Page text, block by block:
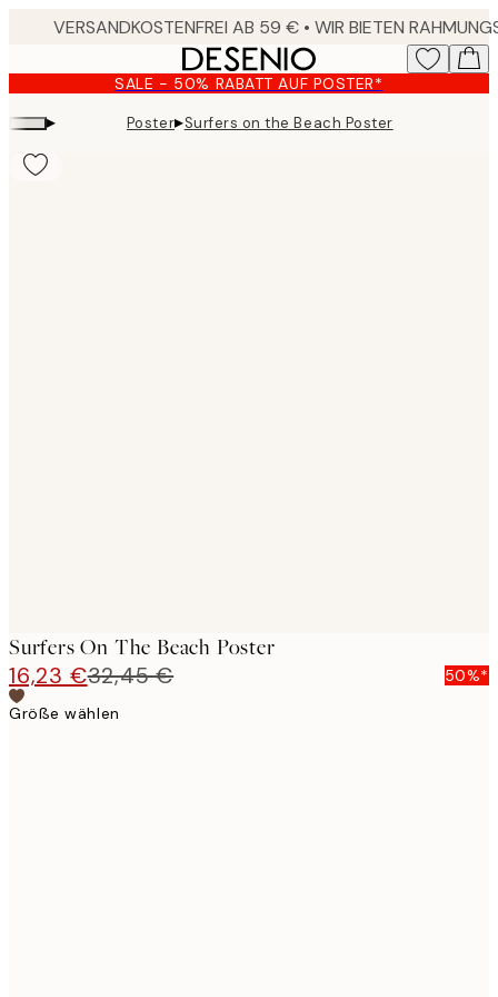
content.
SALE - 50% RABATT AUF POSTER*
▸ Poster▸Surfers on the Beach Poster
Surfers On The Beach Poster
16,23 €32,45 €
50%*
Größe wählen